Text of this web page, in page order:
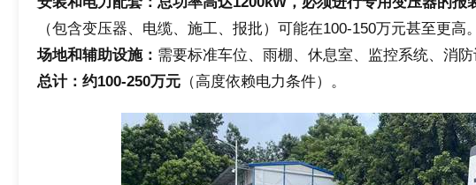
（包含变压器、电缆、施工、报批）可能在100-150万元甚至更高。
场地和辅助设施： 需要标准车位、雨棚、休息室、监控系统、消防
总计：约100-250万元 （高度依赖电力条件）。